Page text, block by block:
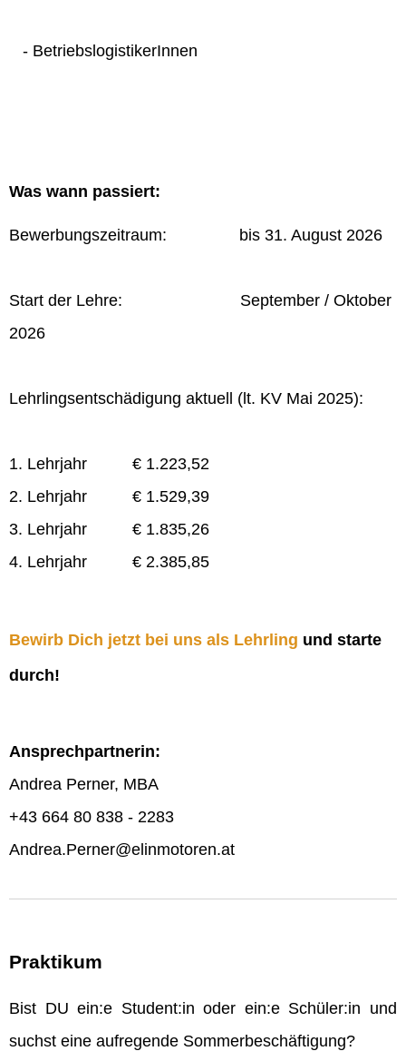
- BetriebslogistikerInnen
Was wann passiert:
Bewerbungszeitraum: bis 31. August 2026
Start der Lehre: September / Oktober
2026
Lehrlingsentschädigung aktuell (lt. KV Mai 2025):
1. Lehrjahr € 1.223,52
2. Lehrjahr € 1.529,39
3. Lehrjahr € 1.835,26
4. Lehrjahr € 2.385,85
Bewirb Dich jetzt bei uns als Lehrling und starte
durch!
Ansprechpartnerin:
Andrea Perner, MBA
+43 664 80 838 - 2283
Andrea.Perner@elinmotoren.at
Praktikum
Bist DU ein:e Student:in oder ein:e Schüler:in und
suchst eine aufregende Sommerbeschäftigung?